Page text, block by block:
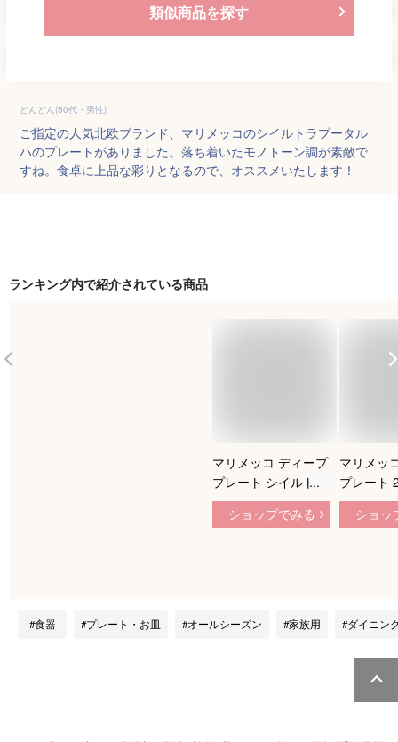
類似商品を探す
どんどん(50代・男性)
ご指定の人気北欧ブランド、マリメッコのシイルトラプータル
ハのプレートがありました。落ち着いたモノトーン調が素敵で
すね。食卓に上品な彩りとなるので、オススメいたします！
ランキング内で紹介されている商品
マリメッコ ディープ
プレート シイルトラ
プータルハ 20cm
marimekko
ショップでみる
マリメッ
プレート
ルトラプ
（ショッ
食器 プレート・お皿 オールシーズン 家族用 ダイニン